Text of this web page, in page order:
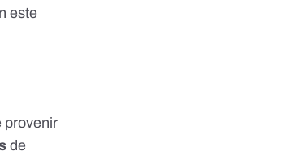
este
provenir
de